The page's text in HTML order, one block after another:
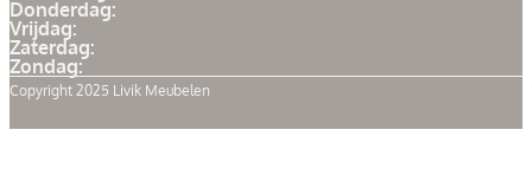
Donderdag:
Vrijdag:
Zaterdag:
Zondag:
Copyright 2025 Livik Meubelen